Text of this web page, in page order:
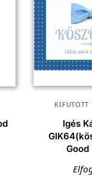
KIFUTOTT
Igés
Good